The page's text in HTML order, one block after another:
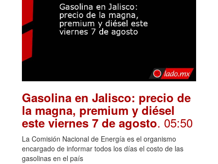
Gasolina en Jalisco: precio de
la magna, premium y diésel
este viernes 7 de agosto. 05:50
La Comisión Nacional de Energía es el organismo
encargado de informar todos los días el costo de las
gasolinas en el país